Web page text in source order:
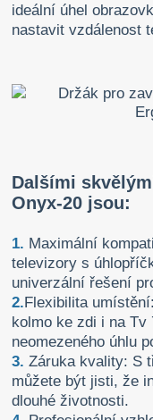
ideální úhel
nastavit vzdálenost
Dalšími
Onyx-20 jsou:
1. Maximální
televizory s
univerzální řešení
2.Flexibilita
kolmo ke zdi i na
neomezeného úhlu
3. Záruka kvality: S
můžete být jisti, že
dlouhé životnosti.